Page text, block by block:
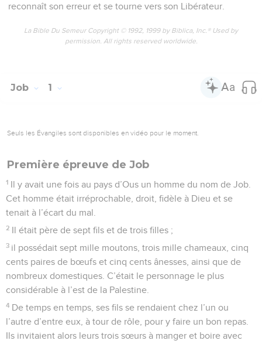
reconnaît son erreur et se tourne vers son Libérateur.
La Bible Du Semeur Copyright © 1992, 1999 by Biblica, Inc.® Used by
permission. All rights reserved worldwide.
Job 1
Seuls les Évangiles sont disponibles en vidéo pour le moment.
Première épreuve de Job
1 Il y avait une fois au pays d’Ous un homme du nom de Job.
Cet homme était irréprochable, droit, fidèle à Dieu et se
tenait à l’écart du mal.
2 Il était père de sept fils et de trois filles ;
3 il possédait sept mille moutons, trois mille chameaux, cinq
cents paires de bœufs et cinq cents ânesses, ainsi que de
nombreux domestiques. C’était le personnage le plus
considérable à l’est de la Palestine.
4 De temps en temps, ses fils se rendaient chez l’un ou
l’autre d’entre eux, à tour de rôle, pour y faire un bon repas.
Ils invitaient alors leurs trois sœurs à manger et boire avec